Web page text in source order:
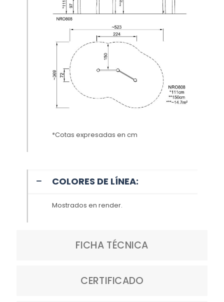
*Cotas expresadas en cm
COLORES DE LÍNEA:
Mostrados en render.
FICHA TÉCNICA
CERTIFICADO